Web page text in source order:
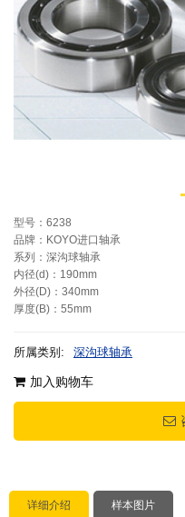
型号：6238
品牌：KOYO进口轴承
系列：深沟球轴承
内径(d)：190mm
外径(D)：340mm
厚度(B)：55mm
所属类别: 深沟球轴承
加入购物车
详细介绍 样本图片